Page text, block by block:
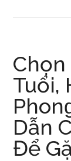
nên
ѕinh
con
năm
2023
thì
Chọn
Tuổi,
Dẫn
Để